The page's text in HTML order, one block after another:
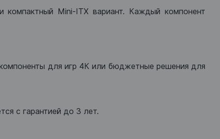
компактный Mini-ITX вариант. Каждый компонент
для игр 4К или бюджетные решения для
с гарантией до 3 лет.